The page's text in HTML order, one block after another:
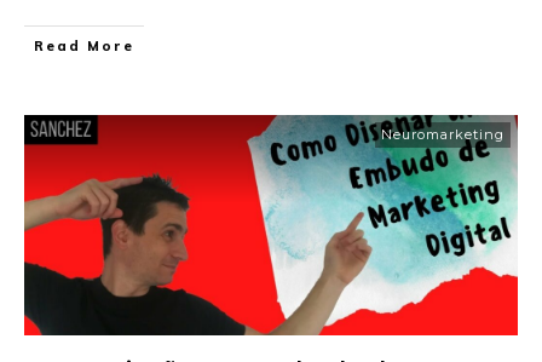
​Read More
Neuromarketing